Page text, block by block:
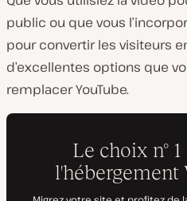
public ou que vous
pour convertir les visiteurs
d’excellentes options que
remplacer YouTube.